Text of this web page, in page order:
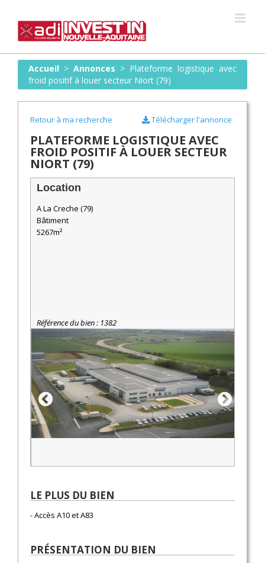
content
Accueil > Annonces > Plateforme logistique avec
froid positif à louer secteur Niort (79)
Retour à ma recherche
PLATEFORME LOGISTIQUE AVEC
FROID POSITIF À LOUER SECTEUR
NIORT (79)
Télécharger l'annonce
Location
A La Creche (79)
Bâtiment
5267m²
Référence du bien : 1382
LE PLUS DU BIEN
- Accès A10 et A83
PRÉSENTATION DU BIEN